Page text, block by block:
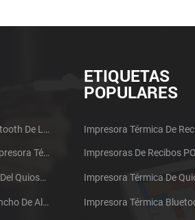
58 Móvil Portátil De Bluetooth De La Impresora Térmica De PTP-II
58 Micro Panel De La Impresora Térmica De Recibos CSN-A1
KP-300 H 3inch Térmica Del Quiosco De La Impresora Módulo De
KP-300V De 80mm De Ancho De Alta Velocidad De La Impresora Térmica Del Quiosco
ETIQUETAS
POPULARES
Impresora Térmica De
Impresoras De Recibos
Impresora Térmica De
Impresora Térmica